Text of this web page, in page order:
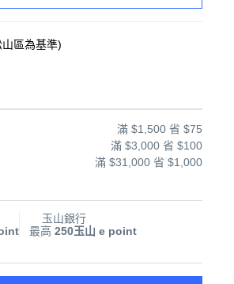
區為基準)
滿 $1,500 省 $75
滿 $3,000 省 $100
滿 $31,000 省 $1,000
玉山銀行
最高 250玉山 e point